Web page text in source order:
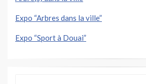
Expo “Arbres dans la ville”
Expo “Sport à Douai”